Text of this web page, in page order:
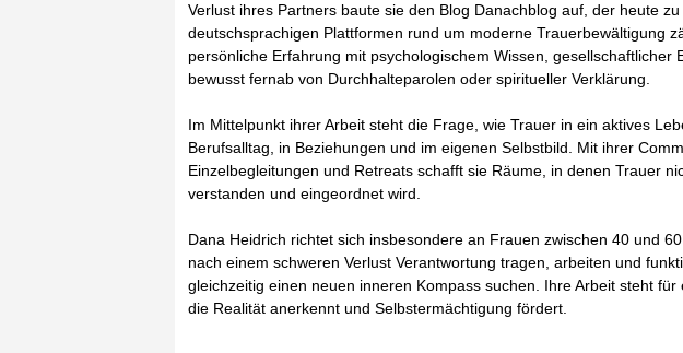
Verlust ihres Partners baute sie den Blog Danachblog auf, der heute
deutschsprachigen Plattformen rund um moderne Trauerbewältigung
persönliche Erfahrung mit psychologischem Wissen, gesellschaftlicher
bewusst fernab von Durchhalteparolen oder spiritueller Verklärung.
Im Mittelpunkt ihrer Arbeit steht die Frage, wie Trauer in ein aktives
Berufsalltag, in Beziehungen und im eigenen Selbstbild. Mit ihrer
Einzelbegleitungen und Retreats schafft sie Räume, in denen Trauer
verstanden und eingeordnet wird.
Dana Heidrich richtet sich insbesondere an Frauen zwischen 40 und
nach einem schweren Verlust Verantwortung tragen, arbeiten und
gleichzeitig einen neuen inneren Kompass suchen. Ihre Arbeit steht für
die Realität anerkennt und Selbstermächtigung fördert.